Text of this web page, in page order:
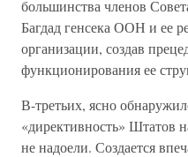
большинства членов
Багдад генсека ООН и ее
организации, создав
функционирования ее
В-третьих, ясно
«директивность» Штатов
не надоели. Создается